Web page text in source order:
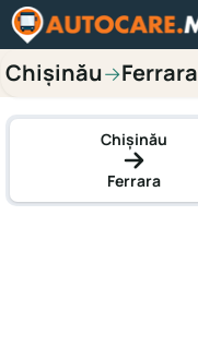
Chișinău→Ferrara
Chișinău
Ferrara